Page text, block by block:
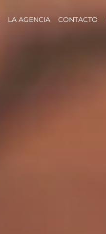
LA AGENCIA CONTACTO